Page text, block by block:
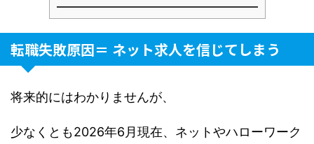
転職失敗原因＝ ネット求人を信じてしまう
将来的にはわかりませんが、
少なくとも2026年6月現在、ネットやハローワーク